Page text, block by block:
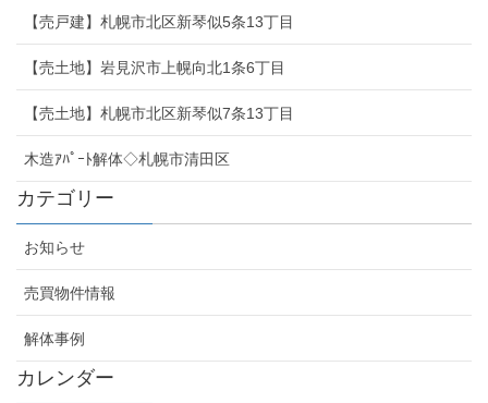
【売戸建】札幌市北区新琴似5条13丁目
【売土地】岩見沢市上幌向北1条6丁目
【売土地】札幌市北区新琴似7条13丁目
木造ｱﾊﾟｰﾄ解体◇札幌市清田区
カテゴリー
お知らせ
売買物件情報
解体事例
カレンダー